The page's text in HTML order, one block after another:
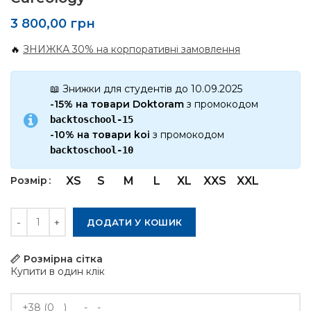
3 800,00 грн
🔥 ЗНИЖКА 30% на корпоративні замовлення
📖 Знижки для студентів до 10.09.2025
-15% на товари Doktoram з промокодом
backtoschool-15
-10% на товари koi з промокодом
backtoschool-10
Розмір XS S M L XL XXS XXL
ДОДАТИ У КОШИК
Розмірна сітка
Купити в один клік